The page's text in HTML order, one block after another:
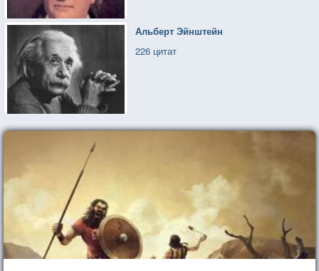
Альберт Эйнштейн
226 цитат